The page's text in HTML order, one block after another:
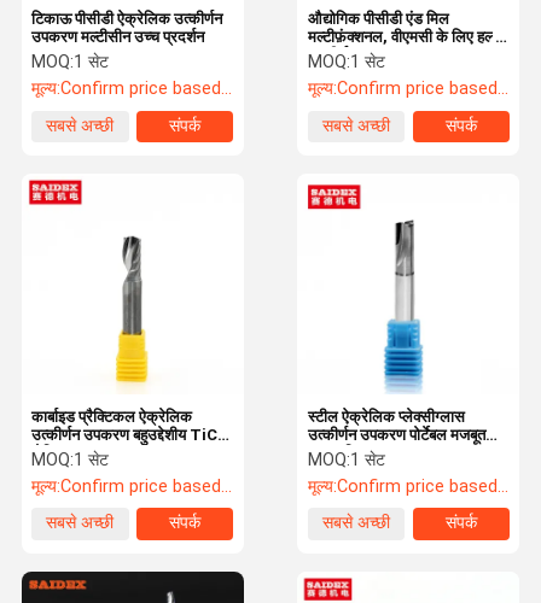
टिकाऊ पीसीडी ऐक्रेलिक उत्कीर्णन
उपकरण मल्टीसीन उच्च प्रदर्शन
MOQ:1 सेट
मूल्य:Confirm price based on product
सबसे अच्छी
संपर्क
औद्योगिक पीसीडी एंड मिल
मल्टीफ़ंक्शनल, वीएमसी के लिए हल्के
उत्कीर्णन उपकरण
MOQ:1 सेट
मूल्य:Confirm price based on product
सबसे अच्छी
संपर्क
कार्बाइड प्रैक्टिकल ऐक्रेलिक
उत्कीर्णन उपकरण बहुउद्देशीय TiCN
लेपित
MOQ:1 सेट
मूल्य:Confirm price based on product
सबसे अच्छी
संपर्क
स्टील ऐक्रेलिक प्लेक्सीग्लास
उत्कीर्णन उपकरण पोर्टेबल मजबूत
उच्च परिशुद्धता
MOQ:1 सेट
मूल्य:Confirm price based on product
सबसे अच्छी
संपर्क